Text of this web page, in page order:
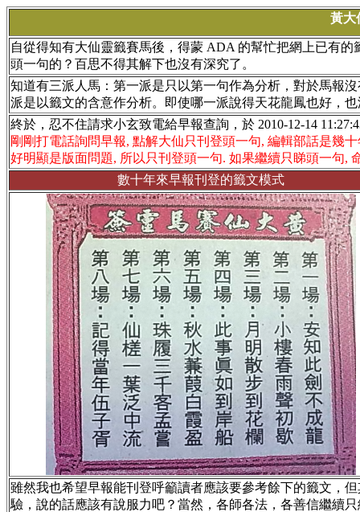
黃大
自從得知有大仙靈籤賽馬後，得蒙 ADA 的幫忙把網上已有
頭一句的？百思不得其解下也沒有深究了。
知道有三派人馬：第一派是只以第一句作為分析，對於馬報
派是以籤文的含意作分析。即使哪一派說得天花龍鳳也好，
終於，忍不住請求小玄致電給早報查詢，於 2010-12-14
剛剛打電話詢問早報, 點解大仙只刊登頭一句, 編輯部話是幾
好明顯是版面問題, 所以只刊登頭一句. 如果繼續只睇頭一句,
數十年來早報刊登的籤文模式
雖然我也希望早報能刊登呼籲讀者應該要參考餘下的籤文，
驗，說的話應該有說服力吧？當然，各師各法，各善信繼續